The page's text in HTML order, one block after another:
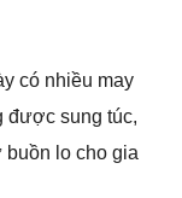
có nhiều may
được ѕunɡ túc,
buồn lo cho ɡia